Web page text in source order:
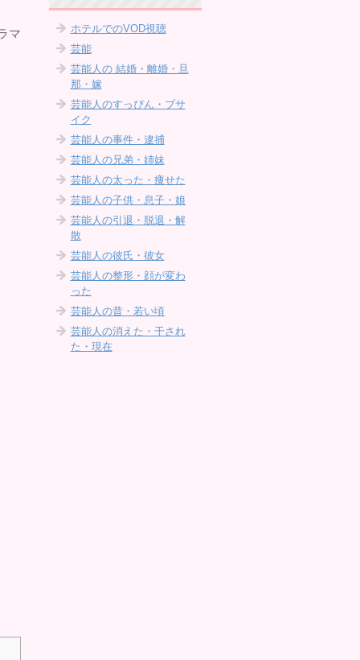
マ
ホテルでのVOD視聴
芸能
芸能人の 結婚・離婚・旦
那・嫁
芸能人のすっぴん・ブサ
イク
芸能人の事件・逮捕
芸能人の兄弟・姉妹
芸能人の太った・痩せた
芸能人の子供・息子・娘
芸能人の引退・脱退・解
散
芸能人の彼氏・彼女
芸能人の整形・顔が変わ
った
芸能人の昔・若い頃
芸能人の消えた・干され
た・現在